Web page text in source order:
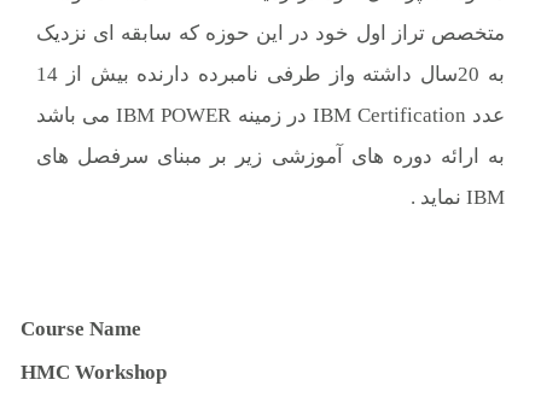
متخصص تراز اول خود در این حوزه که سابقه ای نزدیک
به 20سال داشته واز طرفی نامبرده دارنده بیش از 14
عدد IBM Certification در زمینه IBM POWER می باشد
به ارائه دوره های آموزشی زیر بر مبنای سرفصل های
IBM نماید .
Course Name
HMC Workshop